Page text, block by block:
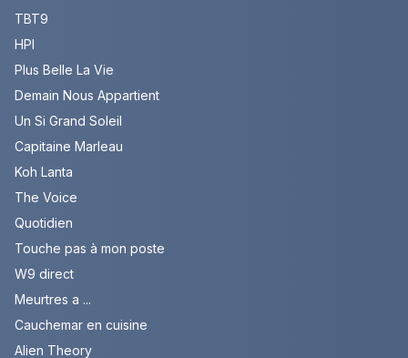
TBT9
HPI
Plus Belle La Vie
Demain Nous Appartient
Un Si Grand Soleil
Capitaine Marleau
Koh Lanta
The Voice
Quotidien
Touche pas à mon poste
W9 direct
Meurtres a ...
Cauchemar en cuisine
Alien Theory